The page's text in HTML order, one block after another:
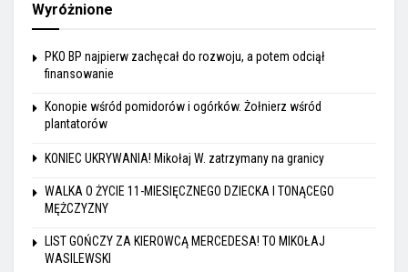
Wyróżnione
PKO BP najpierw zachęcał do rozwoju, a potem odciął
finansowanie
Konopie wśród pomidorów i ogórków. Żołnierz wśród
plantatorów
KONIEC UKRYWANIA! Mikołaj W. zatrzymany na granicy
WALKA O ŻYCIE 11-MIESIĘCZNEGO DZIECKA I TONĄCEGO
MĘŻCZYZNY
LIST GOŃCZY ZA KIEROWCĄ MERCEDESA! TO MIKOŁAJ
WASILEWSKI